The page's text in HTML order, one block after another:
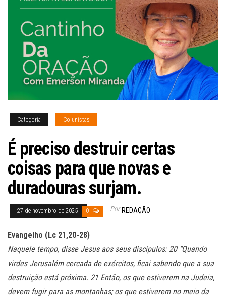
Categoria Colunistas
É preciso destruir certas
coisas para que novas e
duradouras surjam.
27 de novembro de 2025 0 Por REDAÇÃO
Evangelho (Lc 21,20-28)
Naquele tempo, disse Jesus aos seus discípulos: 20 “Quando
virdes Jerusalém cercada de exércitos, ficai sabendo que a sua
destruição está próxima. 21 Então, os que estiverem na Judeia,
devem fugir para as montanhas; os que estiverem no meio da